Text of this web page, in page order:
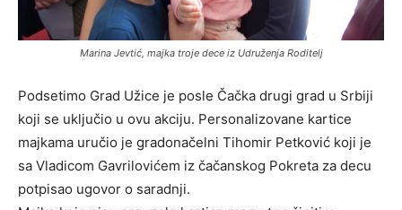
Marina Jevtić, majka troje dece iz Udruženja Roditelj
Podsetimo Grad Užice je posle Čačka drugi grad u Srbiji
koji se uključio u ovu akciju. Personalizovane kartice
majkama uručio je gradonačelni Tihomir Petković koji je
sa Vladicom Gavrilovićem iz čačanskog Pokreta za decu
potpisao ugovor o saradnji.